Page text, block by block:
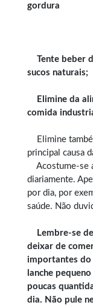
gordura
Tente beber
sucos naturais;
Elimine da
comida
Elimine
principal causa
Acostume-se
diariamente.
por dia, por
saúde. Não
Lembre-se
deixar de
importantes do
lanche
poucas
dia. Não pule